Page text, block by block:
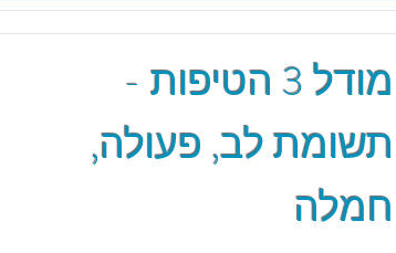
מודל 3 הטיפות -
תשומת לב, פעולה,
חמלה